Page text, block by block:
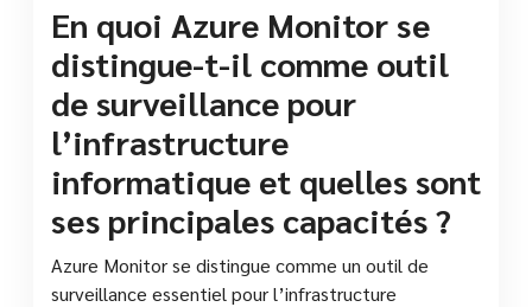
En quoi Azure Monitor se
distingue-t-il comme outil
de surveillance pour
l’infrastructure
informatique et quelles sont
ses principales capacités ?
Azure Monitor se distingue comme un outil de
surveillance essentiel pour l’infrastructure